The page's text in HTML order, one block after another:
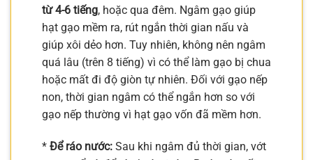
từ 4-6 tiếng, hoặc qua đêm. Ngâm gạo giúp
hạt gạo mềm ra, rút ngắn thời gian nấu và
giúp xôi dẻo hơn. Tuy nhiên, không nên ngâm
quá lâu (trên 8 tiếng) vì có thể làm gạo bị chua
hoặc mất đi độ giòn tự nhiên. Đối với gạo nếp
non, thời gian ngâm có thể ngắn hơn so với
gạo nếp thường vì hạt gạo vốn đã mềm hơn.
* Để ráo nước: Sau khi ngâm đủ thời gian, vớt